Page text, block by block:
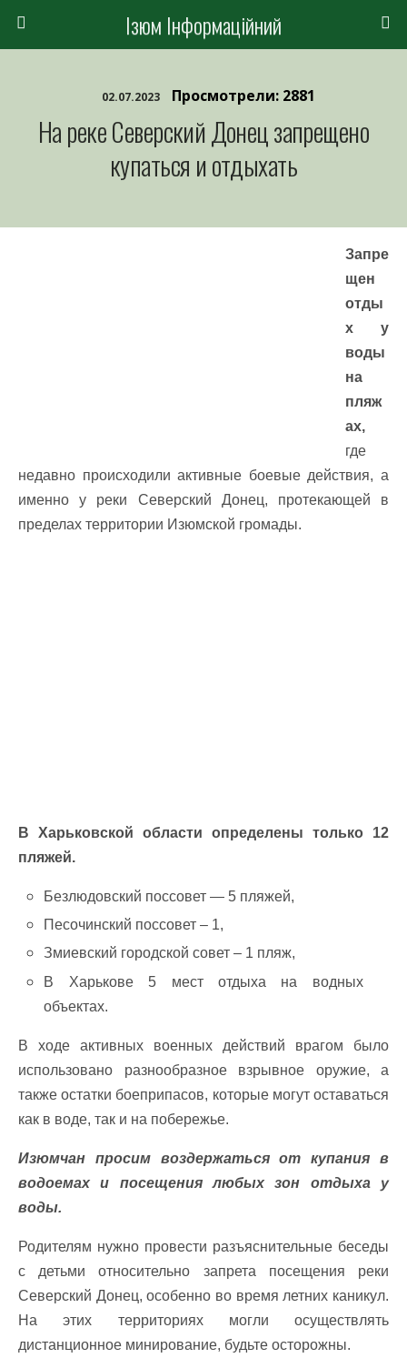
Ізюм Інформаційний
02.07.2023 Просмотрели: 2881
На реке Северский Донец запрещено
купаться и отдыхать
Запре
щен
отды
х у
воды
на
пляж
ах,
где
недавно происходили активные боевые действия, а
именно у реки Северский Донец, протекающей в
пределах территории Изюмской громады.
В Харьковской области определены только 12
пляжей.
Безлюдовский поссовет — 5 пляжей,
Песочинский поссовет – 1,
Змиевский городской совет – 1 пляж,
В Харькове 5 мест отдыха на водных
объектах.
В ходе активных военных действий врагом было
использовано разнообразное взрывное оружие, а
также остатки боеприпасов, которые могут оставаться
как в воде, так и на побережье.
Изюмчан просим воздержаться от купания в
водоемах и посещения любых зон отдыха у
воды.
Родителям нужно провести разъяснительные беседы
с детьми относительно запрета посещения реки
Северский Донец, особенно во время летних каникул.
На этих территориях могли осуществлять
дистанционное минирование, будьте осторожны.